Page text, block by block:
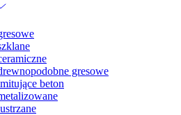
gresowe
beton